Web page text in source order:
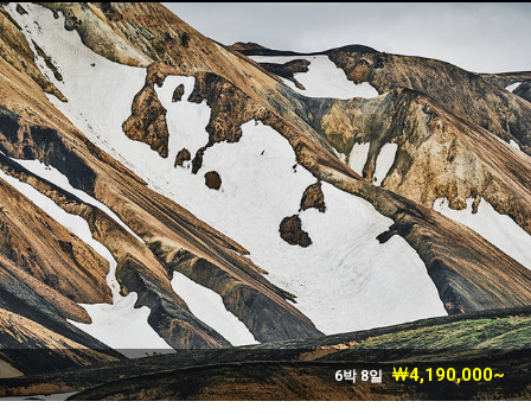
6박 8일 ￦4,190,000~